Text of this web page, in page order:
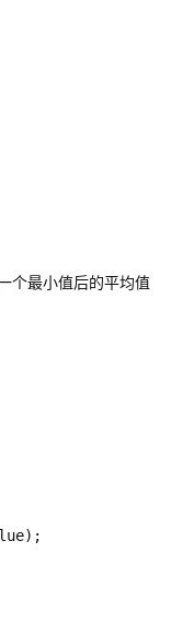
个最小值后的平均值